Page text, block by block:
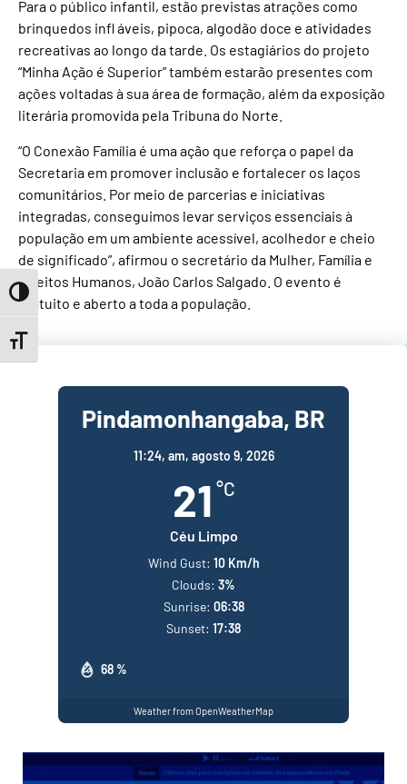
Toggle High Contrast
Toggle Font size
Para o público infantil, estão previstas atrações como
brinquedos infl áveis, pipoca, algodão doce e atividades
recreativas ao longo da tarde. Os estagiários do projeto
“Minha Ação é Superior” também estarão presentes com
ações voltadas à sua área de formação, além da exposição
literária promovida pela Tribuna do Norte.
“O Conexão Família é uma ação que reforça o papel da
Secretaria em promover inclusão e fortalecer os laços
comunitários. Por meio de parcerias e iniciativas
integradas, conseguimos levar serviços essenciais à
população em um ambiente acessível, acolhedor e cheio
de significado”, afirmou o secretário da Mulher, Família e
Direitos Humanos, João Carlos Salgado. O evento é
gratuito e aberto a toda a população.
Pindamonhangaba, BR
11:24, am, agosto 9, 2026
21 °C
Céu Limpo
68 %
Wind Gust: 10 Km/h
Clouds: 3%
Sunrise: 06:38
Sunset: 17:38
Weather from OpenWeatherMap